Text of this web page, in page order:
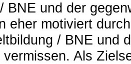
BNE und der
eher motiviert
/ BNE und
Als